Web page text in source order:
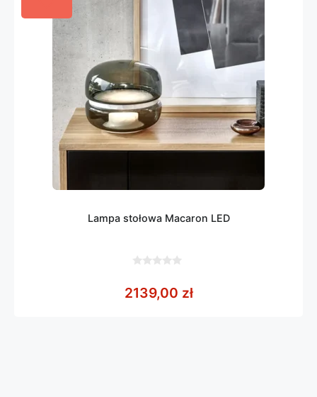
Lampa stołowa Macaron LED
5
2139,00 zł